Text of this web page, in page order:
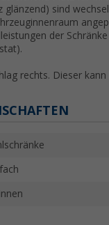
glänzend) sind
der
rechts. Dieser